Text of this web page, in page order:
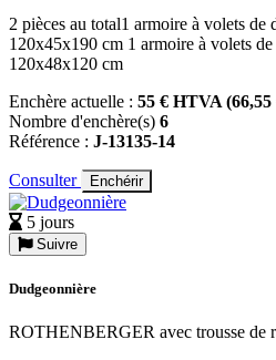
2 pièces au total1 armoire à volets de
120x45x190 cm 1 armoire à volets
120x48x120 cm
Enchère actuelle : 55 € HTVA
Nombre d'enchère(s) 6
Référence : J-13135-14
Consulter Enchérir
5 jours
Suivre
Dudgeonnière
ROTHENBERGER avec trousse de